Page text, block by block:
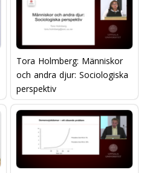
Tora Holmberg: Människor
och andra djur: Sociologiska
perspektiv